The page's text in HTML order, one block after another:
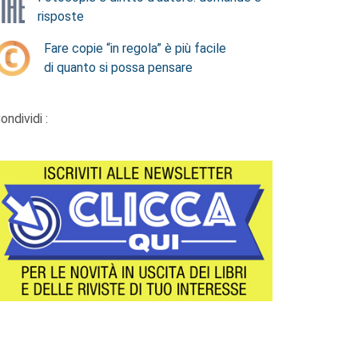
risposte
Fare copie “in regola” è più facile
di quanto si possa pensare
: